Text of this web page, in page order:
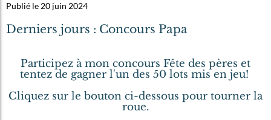
Publié le 20 juin 2024
Derniers jours : Concours Papa
Participez à mon concours Fête des pères et
tentez de gagner l'un des 50 lots mis en jeu!
Cliquez sur le bouton ci-dessous pour tourner la
roue.